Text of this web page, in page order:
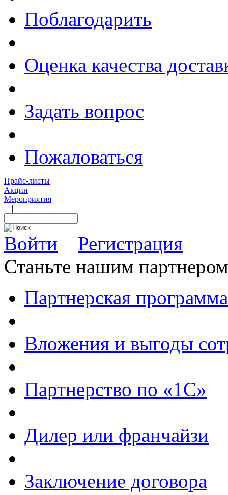
Поблагодарить
Оценка качества
Задать вопрос
Пожаловаться
Прайс-листы
Акции
Мероприятия
| |
Войти
Регистрация
Станьте нашим партнером
Партнерская программа
Вложения и выгоды
Партнерство по «1С»
Дилер или франчайзи
Заключение договора